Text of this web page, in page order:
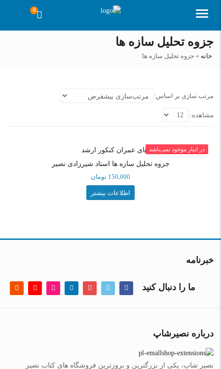
منو
0
جزوه تحلیل سازه ها
خانه » جزوه تحلیل سازه ها
مرتب سازی بر اساس:
مشاهده:
در انبار موجود نمی‌باشد
جزوه تحلیل سازه ها استاد شیرزادی نصیر
150,000 تومان
اطلاعات بیشتر
خبرنامه
ما را دنبال کنید
درباره نصیرشاپ
نصیر شاپ، یکی از بزرگترین و بروزترین فروشگاه های کتاب نصیر